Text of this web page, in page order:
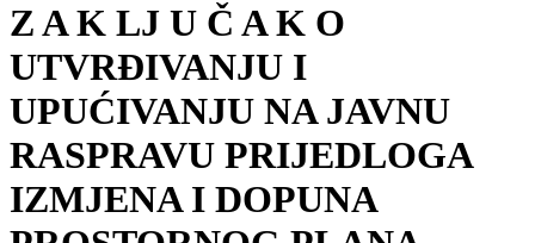
Z A K LJ U Č A K O
UTVRĐIVANJU I
UPUĆIVANJU NA JAVNU
RASPRAVU PRIJEDLOGA
IZMJENA I DOPUNA